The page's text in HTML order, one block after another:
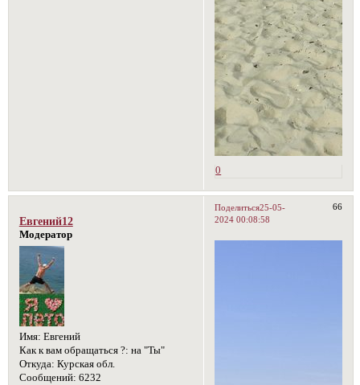
0
Поделиться 66
25-05-
2024 00:08:58
Евгений12
Модератор
Имя: Евгений
Как к вам обращаться ?: на "Ты"
Откуда: Курская обл.
Сообщений: 6232